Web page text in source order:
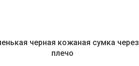
черная кожаная сумка через
плечо